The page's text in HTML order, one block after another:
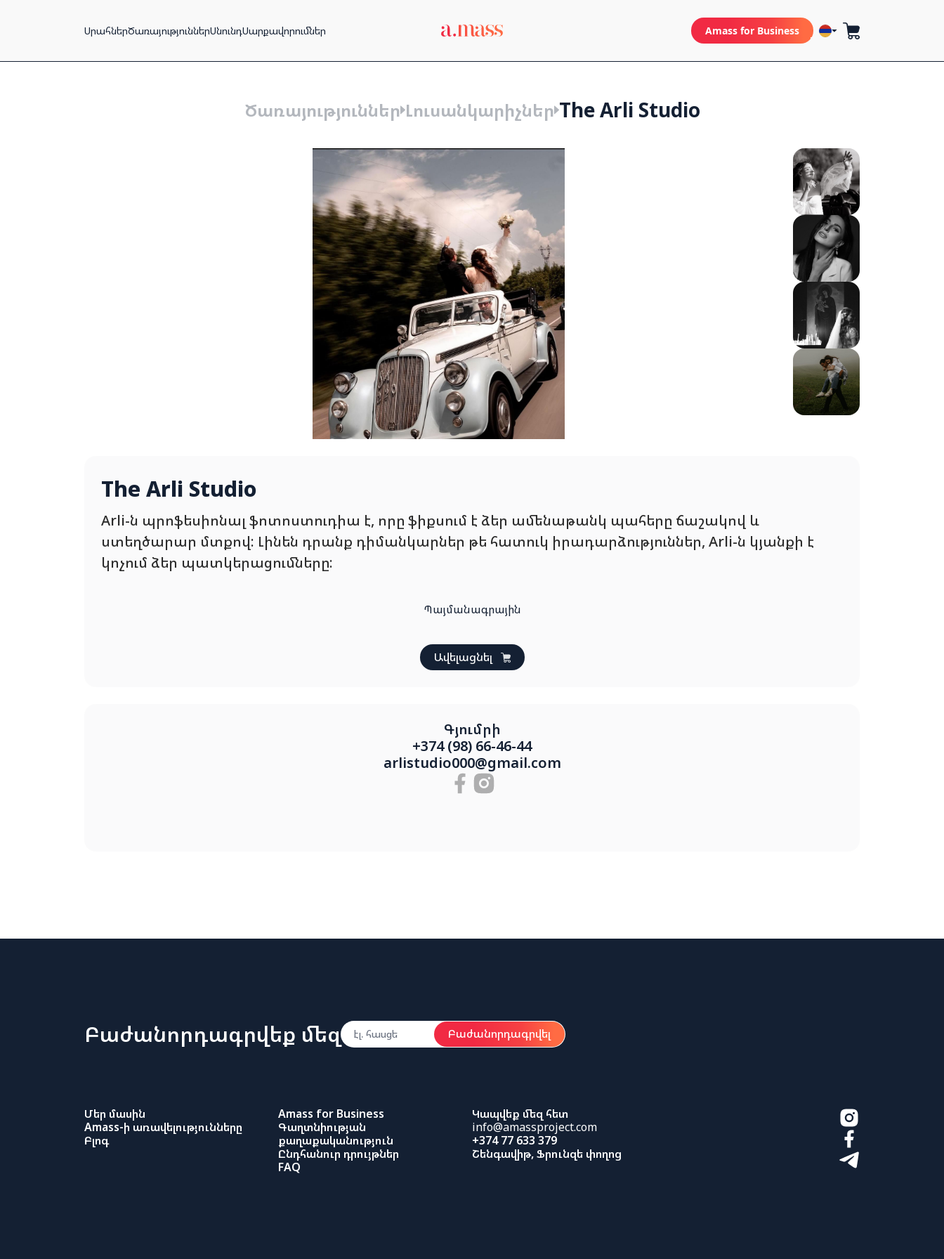
ՍրահներԾառայություններՍնունդՍարքավորումներ Amass for Business
Ծառայություններ Լուսանկարիչներ The Arli Studio
The Arli Studio
Arli-ն պրոֆեսիոնալ ֆոտոստուդիա է, որը ֆիքսում է ձեր ամենաթանկ պահերը ճաշակով և
ստեղծարար մտքով: Լինեն դրանք դիմանկարներ թե հատուկ իրադարձություններ, Arli-ն կյանքի է
կոչում ձեր պատկերացումները:
Պայմանագրային
Ավելացնել
Գյումրի
+374 (98) 66-46-44
arlistudio000@gmail.com
Բաժանորդագրվեք մեզ Բաժանորդագրվել
Մեր մասին
Amass-ի առավելությունները
Բլոգ
Amass for Business
Գաղտնիության
քաղաքականություն
Ընդհանուր դրույթներ
FAQ
Կապվեք մեզ հետ
info@amassproject.com
+374 77 633 379
Շենգավիթ, Ֆրունզե փողոց